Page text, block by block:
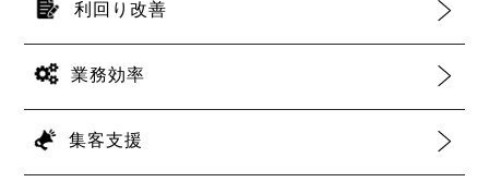
利回り改善
業務効率
集客支援